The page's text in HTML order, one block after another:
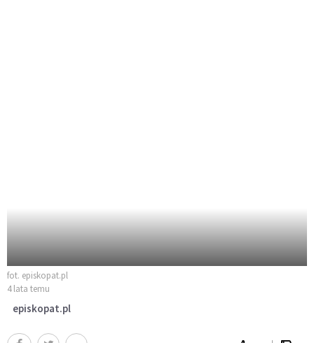
fot. episkopat.pl
4 lata temu
episkopat.pl